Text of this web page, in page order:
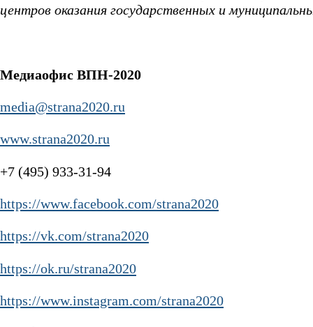
центров оказания государственных и
Медиаофис ВПН-2020
media@strana2020.ru
www.strana2020.ru
+7 (495) 933-31-94
https://www.facebook.com/strana2020
https://vk.com/strana2020
https://ok.ru/strana2020
https://www.instagram.com/strana2020